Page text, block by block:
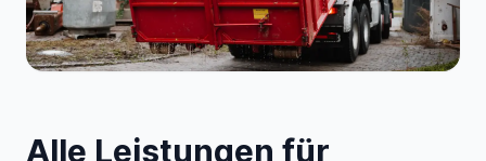
Alle Leistungen für